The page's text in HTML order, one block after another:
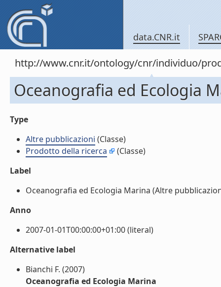
data.CNR.it
http://www.cnr.it/ontology/cnr/individuo/
Oceanografia ed Ecologia
Type
Altre pubblicazioni (Classe)
Prodotto della ricerca
(Classe)
Label
Oceanografia ed Ecologia Marina (Altre
Anno
2007-01-01T00:00:00+01:00 (literal)
Alternative label
Bianchi F. (2007)
Oceanografia ed Ecologia Marina